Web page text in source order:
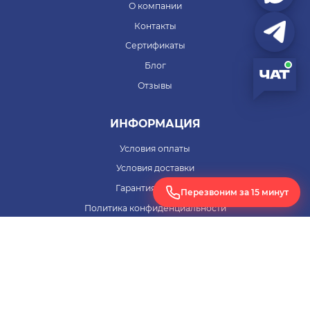
О компании
Контакты
Сертификаты
Блог
Отзывы
ИНФОРМАЦИЯ
Условия оплаты
Условия доставки
Гарантия на товар
Политика конфиденциальности
Перезвоним за 15 минут